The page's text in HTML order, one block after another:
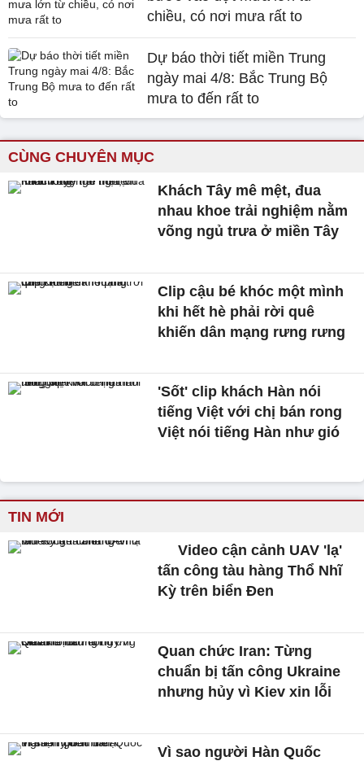
chiều, có nơi mưa rất to
Dự báo thời tiết miền Trung
ngày mai 4/8: Bắc Trung Bộ
mưa to đến rất to
CÙNG CHUYÊN MỤC
Khách Tây mê mệt, đua
nhau khoe trải nghiệm nằm
võng ngủ trưa ở miền Tây
Clip cậu bé khóc một mình
khi hết hè phải rời quê
khiến dân mạng rưng rưng
'Sốt' clip khách Hàn nói
tiếng Việt với chị bán rong
Việt nói tiếng Hàn như gió
TIN MỚI
Video cận cảnh UAV 'lạ'
tấn công tàu hàng Thổ Nhĩ
Kỳ trên biển Đen
Quan chức Iran: Từng
chuẩn bị tấn công Ukraine
nhưng hủy vì Kiev xin lỗi
Vì sao người Hàn Quốc